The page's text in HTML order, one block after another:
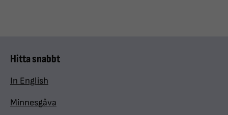
Hitta snabbt
In English
Minnesgåva